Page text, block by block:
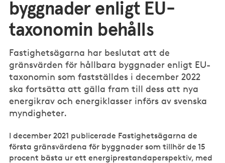
byggnader enligt EU-
taxonomin behålls
Fastighetsägarna har beslutat att de
gränsvärden för hållbara byggnader enligt EU-
taxonomin som fastställdes i december 2022
ska fortsätta att gälla fram till dess att nya
energikrav och energiklasser införs av svenska
myndigheter.
I december 2021 publicerade Fastighetsägarna de
första gränsvärdena för byggnader som tillhör de 15
procent bästa ur ett energiprestandaperspektiv, med